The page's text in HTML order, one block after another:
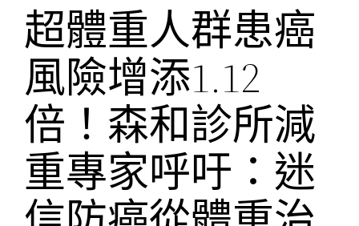
超體重人群患癌
風險增添1.12
倍！森和診所減
重專家呼吁：迷